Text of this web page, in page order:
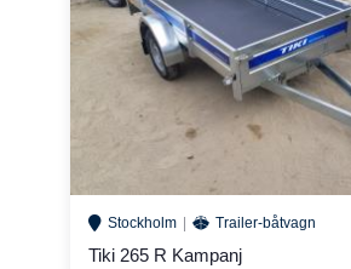
Stockholm Trailer-båtvagn
Tiki 265 R Kampanj